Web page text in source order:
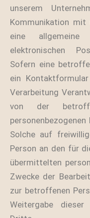
unserem
Kommunikation mit
eine allgemeine
elektronischen
Sofern eine
ein
Verarbeitung
von der
Solche auf
Person an den für
übermittelten
Zwecke der
zur betroffenen
Weitergabe dieser